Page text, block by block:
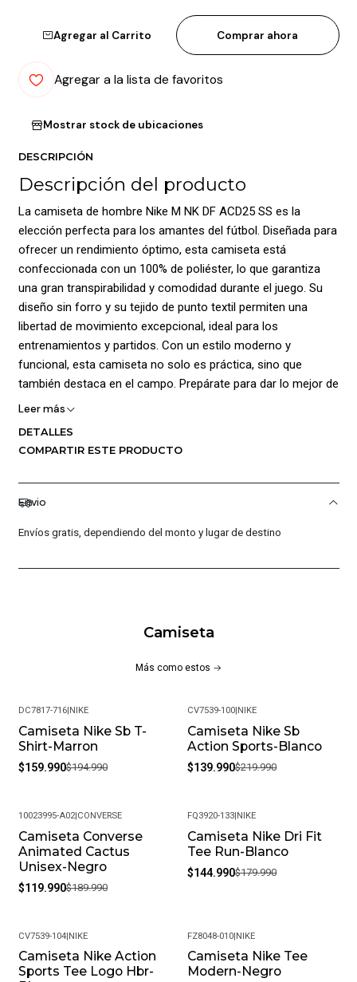
Agregar al Carrito Comprar ahora
Agregar a la lista de favoritos
Mostrar stock de ubicaciones
DESCRIPCIÓN
Descripción del producto
La camiseta de hombre Nike M NK DF ACD25 SS es la
elección perfecta para los amantes del fútbol. Diseñada para
ofrecer un rendimiento óptimo, esta camiseta está
confeccionada con un 100% de poliéster, lo que garantiza
una gran transpirabilidad y comodidad durante el juego. Su
diseño sin forro y su tejido de punto textil permiten una
libertad de movimiento excepcional, ideal para los
entrenamientos y partidos. Con un estilo moderno y
funcional, esta camiseta no solo es práctica, sino que
también destaca en el campo. Prepárate para dar lo mejor de
ti con Nike, la marca que respalda a los atletas.
¡Ventajas de Comprar en Pacific Sport Colombia!:
Distribuidores Autorizados.
Confianza Total.
Servicio al Cliente Premium.
distribuidores autorizados de la marca, garantizando
autenticidad en cada compra.
¿Cuál es la política de garantías?
¿Es posible cambiar la talla?
Claro, aceptamos cambios de talla siempre que el
Si no estás satisfecho, contamos con una política de
devoluciones flexible. Queremos que tu experiencia de
compra sea completamente satisfactoria.
Leer más
DETALLES
COMPARTIR ESTE PRODUCTO
Envio
Envíos gratis, dependiendo del monto y lugar de destino
Camiseta
Más como estos
-18%
DC7817-716|NIKE
Camiseta Nike Sb T-
Shirt-Marron
$159.990$194.990
-36%
CV7539-100|NIKE
Camiseta Nike Sb
Action Sports-Blanco
$139.990$219.990
-37%
10023995-A02|CONVERSE
Camiseta Converse
Animated Cactus
Unisex-Negro
$119.990$189.990
-19%
FQ3920-133|NIKE
Camiseta Nike Dri Fit
Tee Run-Blanco
$144.990$179.990
-18%
CV7539-104|NIKE
Camiseta Nike Action
Sports Tee Logo Hbr-
-20%
FZ8048-010|NIKE
Camiseta Nike Tee
Modern-Negro